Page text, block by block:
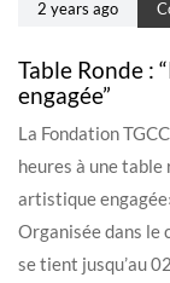
2 years ago
Table Ronde :
engagée”
La Fondation
heures à une table
artistique
Organisée dans le
se tient jusqu’au